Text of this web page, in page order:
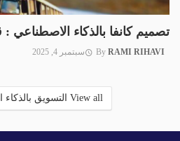
تصميم كانفا بالذكاء الاصطناعي :
By RAMI RIHAVI سبتمبر 4, 2025
View all التسويق بالذكاء الاصطناعي